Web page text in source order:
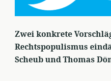
Zwei konkrete
Rechtspopulismus
Scheub und Thomas